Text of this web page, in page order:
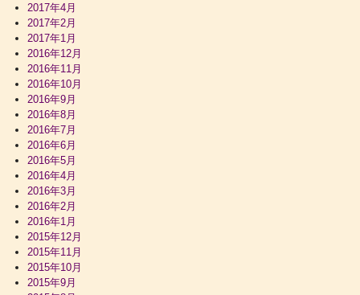
2017年4月
2017年2月
2017年1月
2016年12月
2016年11月
2016年10月
2016年9月
2016年8月
2016年7月
2016年6月
2016年5月
2016年4月
2016年3月
2016年2月
2016年1月
2015年12月
2015年11月
2015年10月
2015年9月